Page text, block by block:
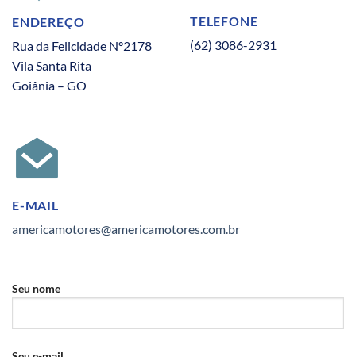
ENDEREÇO
Rua da Felicidade N°2178
Vila Santa Rita
Goiânia – GO
TELEFONE
(62) 3086-2931
E-MAIL
americamotores@americamotores.com.br
Seu nome